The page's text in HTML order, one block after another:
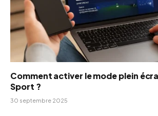
Comment activer le mode plein
Sport ?
30 septembre 2025